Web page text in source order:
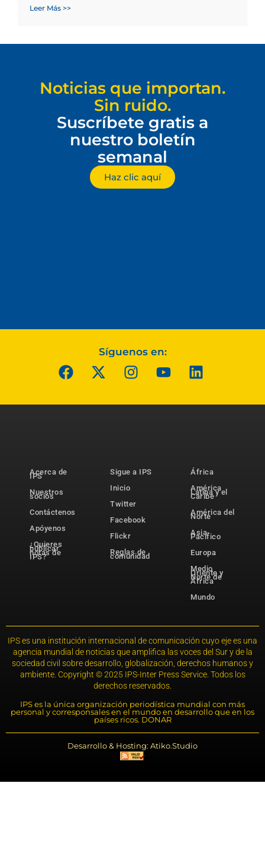
Leer Más >>
Noticias que importan.
Sin ruido.
Suscríbete gratis a
nuestro boletín
semanal
Haz clic aquí
Síguenos en:
Acerca de
IPS
Nuestros
socios
Contáctenos
Apóyenos
¿Quieres
publicar
notas de
IPS?
Sigue a IPS
Inicio
Twitter
Facebook
Flickr
Reglas de
comunidad
África
América
Latina y el
Caribe
América del
Norte
Asia-
Pacífico
Europa
Medio
Oriente y
Norte de
África
Mundo
IPS es una institución internacional de comunicación cuyo eje es una
agencia mundial de noticias que amplifica las voces del Sur y de la
sociedad civil sobre desarrollo, globalización, derechos humanos y
ambiente. Copyright © 2025 IPS-Inter Press Service. Todos los
derechos reservados.
IPS es la única organización periodística mundial con más
personal y corresponsales en el mundo en desarrollo que en los
países ricos. DONAR
Desarrollo & Hosting: Atiko.Studio